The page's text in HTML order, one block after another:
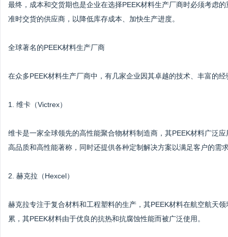
最终，成本和交货期也是企业在选择PEEK材料生产厂商时必须考虑
准时交货的供应商，以降低库存成本、加快生产进度。
全球著名的PEEK材料生产厂商
在众多PEEK材料生产厂商中，有几家企业因其卓越的技术、丰富的
1. 维卡（Victrex）
维卡是一家全球领先的高性能聚合物材料制造商，其PEEK材料广泛
高品质和高性能著称，同时还提供各种定制解决方案以满足客户的需
2. 赫克拉（Hexcel）
赫克拉专注于复合材料和工程塑料的生产，其PEEK材料在航空航天
累，其PEEK材料由于优良的抗热和抗腐蚀性能而被广泛使用。